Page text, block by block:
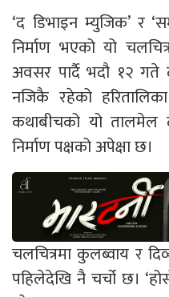
‘द डिभाइन म्युजिक’ र
निर्माण भएको यो
अवसर पार्दै भदौ १२
नजिकै रहेको
कथाबीचको यो
निर्माण पक्षको अपेक्षा छ।
चलचित्रमा कुलब्वाय र
पहिलेदेखि नै चर्चो छ।